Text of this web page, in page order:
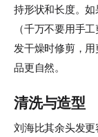
持形状和长度。
（千万不要用手
发干燥时修剪，
品更自然。
清洗与造型
刘海比其余头发